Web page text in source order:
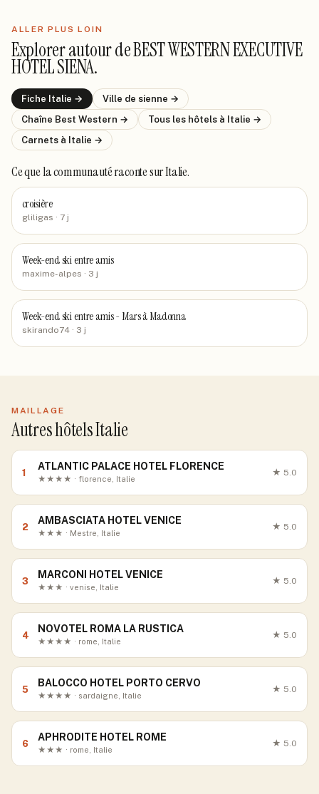
ALLER PLUS LOIN
Explorer autour deBEST WESTERN EXECUTIVE
HOTEL SIENA.
Fiche Italie → Ville de sienne →
Chaîne Best Western → Tous les hôtels à Italie →
Carnets à Italie →
Ce que la communauté racontesur Italie.
croisière
gliligas · 7 j
Week-end ski entre amis
maxime-alpes · 3 j
Week-end ski entre amis - Mars à Madonna
skirando74 · 3 j
MAILLAGE
Autres hôtels Italie
1
ATLANTIC PALACE HOTEL FLORENCE
★★★★ · florence, Italie
★ 5.0
2
AMBASCIATA HOTEL VENICE
★★★ · Mestre, Italie
★ 5.0
3
MARCONI HOTEL VENICE
★★★ · venise, Italie
★ 5.0
4
NOVOTEL ROMA LA RUSTICA
★★★★ · rome, Italie
★ 5.0
5
BALOCCO HOTEL PORTO CERVO
★★★★ · sardaigne, Italie
★ 5.0
6
APHRODITE HOTEL ROME
★★★ · rome, Italie
★ 5.0